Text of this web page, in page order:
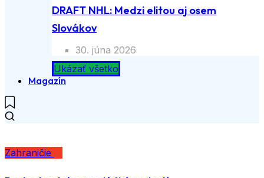
DRAFT NHL: Medzi elitou aj osem
Slovákov
30. júna 2026
Ukázať všetko
Magazín
Zahraničie